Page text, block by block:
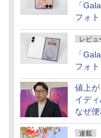
「
フォ
レビュ
「
フォ
値上
イデ
なぜ
連載